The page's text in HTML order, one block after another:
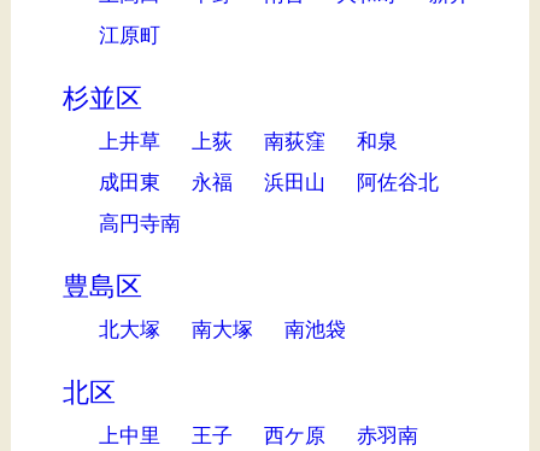
江原町
杉並区
上井草 上荻 南荻窪
和泉
成田東
永福 浜田山
阿佐谷北
高円寺南
豊島区
北大塚 南大塚 南池袋
北区
上中里 王子 西ケ原 赤羽南